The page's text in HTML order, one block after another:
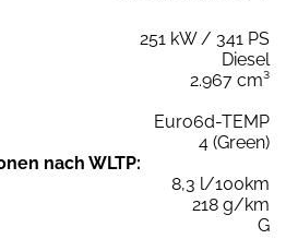
251 kW / 341 PS
Diesel
2.967 cm³
Euro6d-TEMP
4 (Green)
nach WLTP:
8,3 l/100km
218 g/km
G